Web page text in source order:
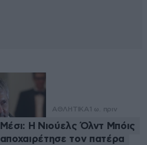
ΑΘΛΗΤΙΚΑ 1 ω. πριν
Μέσι: Η Νιούελς Όλντ Μπόις
αποχαιρέτησε τον πατέρα